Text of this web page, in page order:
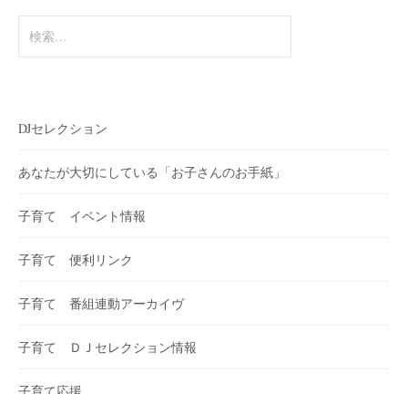
索:
DJセレクション
あなたが大切にしている「お子さんのお手紙」
子育て イベント情報
子育て 便利リンク
子育て 番組連動アーカイヴ
子育て ＤＪセレクション情報